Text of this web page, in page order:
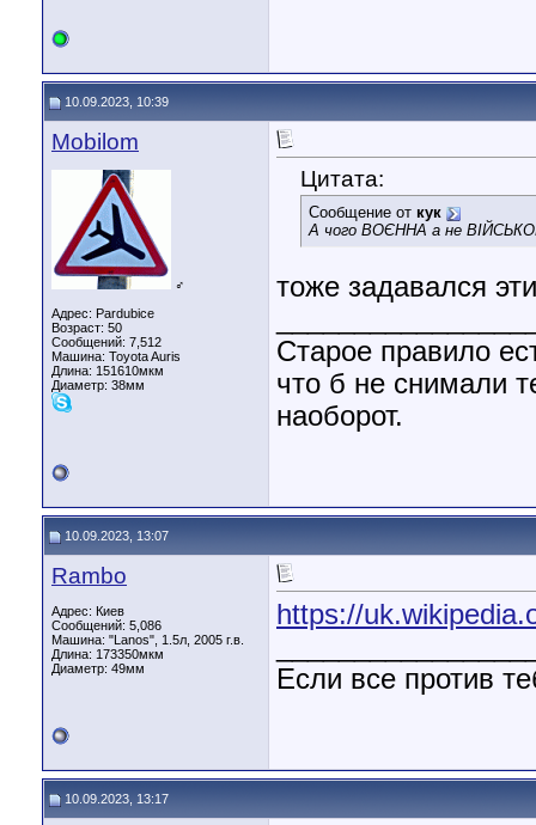
10.09.2023, 10:39
Mobilom
♂
Адрес: Pardubice
Возраст: 50
Сообщений: 7,512
Машина: Toyota Auris
Длина: 151610мкм
Диаметр: 38мм
Цитата:
Сообщение от кук
А чого ВОЄННА а не
тоже задавался
Старое правило
что б не снимали
наоборот.
10.09.2023, 13:07
Rambo
Адрес: Киев
Сообщений: 5,086
Машина: "Lanos", 1.5л, 2005 г.в.
Длина: 173350мкм
Диаметр: 49мм
https://
Если все против
10.09.2023, 13:17